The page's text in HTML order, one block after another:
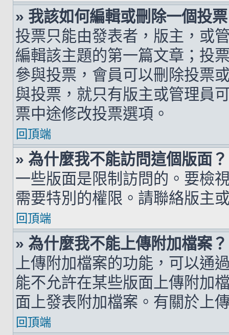
» 我該如何編輯或刪除一個投
投票只能由發表者，版主，或
編輯該主題的第一篇文章；投
參與投票，會員可以刪除投票
與投票，就只有版主或管理員
票中途修改投票選項。
回頂端
» 為什麼我不能訪問這個版面？
一些版面是限制訪問的。要檢
需要特別的權限。請聯絡版主
回頂端
» 為什麼我不能上傳附加檔案？
上傳附加檔案的功能，可以通
能不允許在某些版面上傳附加
面上發表附加檔案。有關於上
回頂端